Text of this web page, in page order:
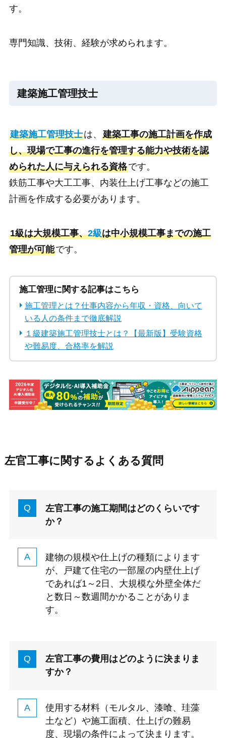
す。
専門知識、技術、経験が求められます。
建築施工管理技士
建築施工管理技士は、 建築工事の施工計画を作成
し、現場で工事の進行を管理する能力や技術を認
められた人に与えられる資格です。
鉄筋工事や大工工事、内装仕上げ工事などの施工
計画を作成する必要があります。
1級は大規模工事、2級は中小規模工事までの施工
管理が可能です。
施工管理に関する記事はこちら
施工管理とは？仕事内容から年収・資格、向いて
いる人の条件まで徹底解説
１級建築施工管理技士とは？【最新版】受験資格
や難易度、合格率を解説
左官工事に関するよくある質問
左官工事の施工期間はどのくらいです
か？
建物の規模や仕上げの種類によります
が、戸建て住宅の一部屋の内壁仕上げ
であれば1～2日、大規模な外壁全体だ
と数日～数週間かかることがありま
す。
左官工事の費用はどのように決まりま
すか？
使用する材料（モルタル、漆喰、珪藻
土など）や施工面積、仕上げの難易
度、現場の条件によって決まります。